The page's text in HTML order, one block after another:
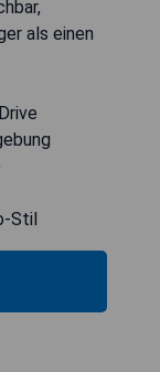
als einen
Stil